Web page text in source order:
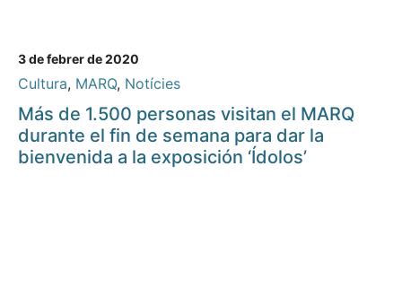
3 de febrer de 2020
Cultura, MARQ, Notícies
Más de 1.500 personas visitan el MARQ
durante el fin de semana para dar la
bienvenida a la exposición ‘Ídolos’